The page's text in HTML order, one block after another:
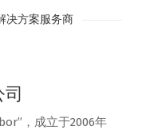
决方案服务商
，成立于2006年